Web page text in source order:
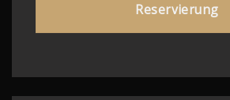
Reservierung